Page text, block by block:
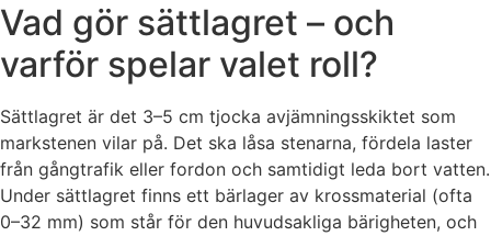
Vad gör sättlagret – och
varför spelar valet roll?
Sättlagret är det 3–5 cm tjocka avjämningsskiktet som
markstenen vilar på. Det ska låsa stenarna, fördela laster
från gångtrafik eller fordon och samtidigt leda bort vatten.
Under sättlagret finns ett bärlager av krossmaterial (ofta
0–32 mm) som står för den huvudsakliga bärigheten, och